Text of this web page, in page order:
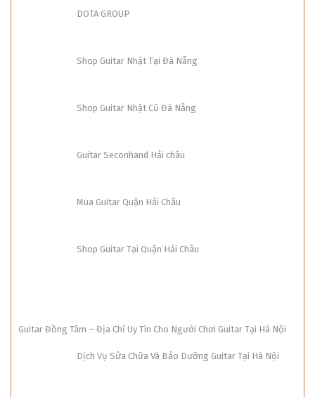
DOTA GROUP
Shop Guitar Nhật Tại Đà Nẵng
Shop Guitar Nhật Cũ Đà Nẵng
Guitar Seconhand Hải châu
Mua Guitar Quận Hải Châu
Shop Guitar Tại Quận Hải Châu
Guitar Đồng Tâm – Địa Chỉ Uy Tín Cho Người Chơi Guitar Tại Hà Nội
Dịch Vụ Sửa Chữa Và Bảo Dưỡng Guitar Tại Hà Nội